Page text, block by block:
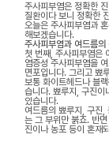
주사피부염은 정확한
질환이다 보니 정확한
오늘은 주사피부염과
해보겠습니다.
주사피부염과 여드름의
첫 번째, 주사피부염은
염증성 주사피부염을
면포입니다. 그리고 뾰
보통 화이트헤드나 블
습니다. 뾰루지, 구진이
있습니다.
여드름의 뾰루지, 구진,
는 그 부위만 붉죠. 반
진이나 농포 등이 혼재